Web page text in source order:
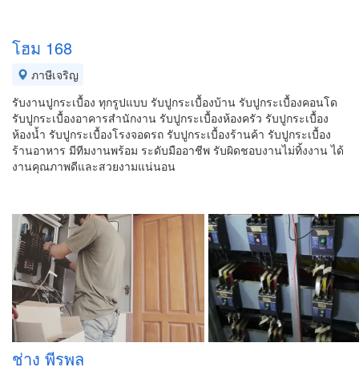
โฮม 168
ภาษีเจริญ
รับงานปูกระเบื้อง ทุกรูปแบบ รับปูกระเบื้องบ้าน รับปูกระเบื้องคอนโด
รับปูกระเบื้องอาคารสำนักงาน รับปูกระเบื้องห้องครัว รับปูกระเบื้อง
ห้องน้ำ รับปูกระเบื้องโรงจอดรถ รับปูกระเบื้องร้านค้า รับปูกระเบื้อง
ร้านอาหาร มีทีมงานพร้อม ระดับมืออาชีพ รับผิดชอบงานไม่ทิ้งงาน ได้
งานคุณภาพดีและสวยงามแน่นอน
ช่าง พีรพล